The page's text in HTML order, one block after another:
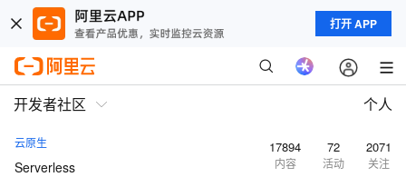
打开 APP
开发者社区 个人
云原生
Serverless
17894
内容
72
活动
2071
关注